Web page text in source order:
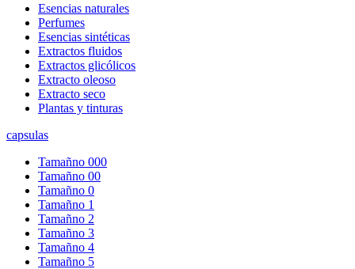
Esencias naturales
Perfumes
Esencias sintéticas
Extractos fluidos
Extractos glicólicos
Extracto oleoso
Extracto seco
Plantas y tinturas
capsulas
Tamañno 000
Tamañno 00
Tamañno 0
Tamañno 1
Tamañno 2
Tamañno 3
Tamañno 4
Tamañno 5